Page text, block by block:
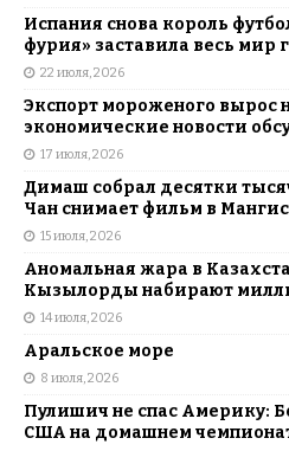
Испания снова король
фурия» заставила весь мир
22 июля, 2026
Экспорт мороженого вырос
экономические новости
17 июля, 2026
Димаш собрал десятки
Чан снимает фильм в
15 июля, 2026
Аномальная жара в
Кызылорды набирают
14 июля, 2026
Аральское море
8 июля, 2026
Пулишич не спас Америку:
США на домашнем